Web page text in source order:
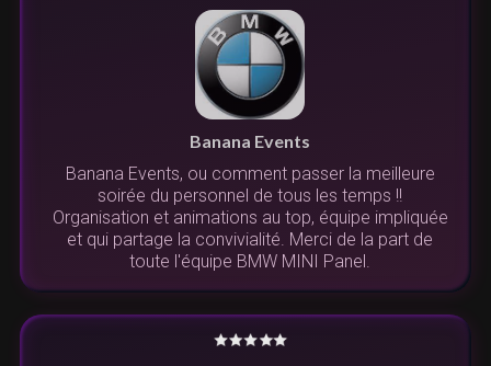
Banana Events
Banana Events, ou comment passer la meilleure
soirée du personnel de tous les temps !!
Organisation et animations au top, équipe impliquée
et qui partage la convivialité. Merci de la part de
toute l'équipe BMW MINI Panel.